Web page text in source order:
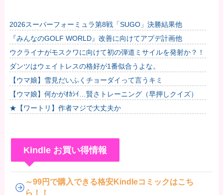
2026スーパーフォーミュラ第8戦「SUGO」決勝結果他
『みんなのGOLF WORLD』改善に向けてアプデ計画他
ウクライナがモスクワに向けて初の弾道ミサイルを発射か？！
ダンツはウェイトレスの格好が1番似合うよな。
【ウマ娘】雪見だいふくチョーダイって言うキミ
【ウマ娘】何かがｵｶｼｲ…賢さトレーニング（早押しクイズ）
★【ワートリ】作者マジで大丈夫か
Kindle お買い得情報
～99円で購入できる格安Kindleコミックはこち
ら！！